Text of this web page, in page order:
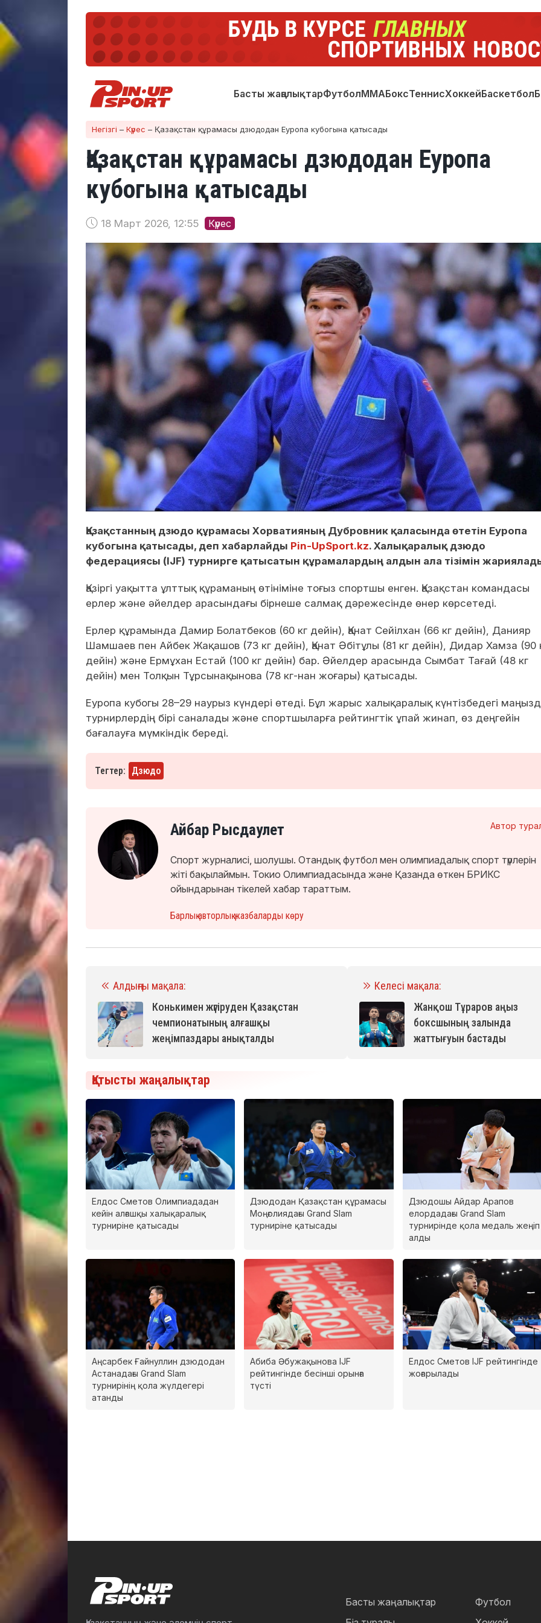
Басты жаңалықтарФутболММАБоксТеннисХоккейБаскетбол
Негізгі – Күрес – Қазақстан құрамасы дзюдодан Еуропа кубогына қатысады
Қазақстан құрамасы дзюдодан Еуропа
кубогына қатысады
18 Март 2026, 12:55 Күрес
Қазақстанның дзюдо құрамасы Хорватияның Дубровник қаласында өтетін Еуропа
кубогына қатысады, деп хабарлайды Pin-UpSport.kz. Халықаралық дзюдо
федерациясы (IJF) турнирге қатысатын құрамалардың алдын ала тізімін
Қазіргі уақытта ұлттық құраманың өтініміне тоғыз спортшы енген. Қазақстан командасы
ерлер және әйелдер арасындағы бірнеше салмақ дәрежесінде өнер көрсетеді.
Ерлер құрамында Дамир Болатбеков (60 кг дейін), Қанат Сейілхан (66 кг дейін), Данияр
Шамшаев пен Айбек Жақашов (73 кг дейін), Қанат Әбітұлы (81 кг дейін), Дидар Хамза (90
дейін) және Ермұхан Естай (100 кг дейін) бар. Әйелдер арасында Сымбат Тағай (48 кг
дейін) мен Толқын Тұрсынақынова (78 кг-нан жоғары) қатысады.
Еуропа кубогы 28–29 наурыз күндері өтеді. Бұл жарыс халықаралық күнтізбедегі
турнирлердің бірі саналады және спортшыларға рейтингтік ұпай жинап, өз деңгейін
бағалауға мүмкіндік береді.
Тегтер: Дзюдо
Автор
Айбар Рысдаулет
Спорт журналисі, шолушы. Отандық футбол мен олимпиадалық спорт түрлерін
жіті бақылаймын. Токио Олимпиадасында және Қазанда өткен БРИКС
ойындарынан тікелей хабар тараттым.
Барлық авторлық жазбаларды көру
Алдыңғы мақала:
Конькимен жүгіруден Қазақстан
чемпионатының алғашқы
жеңімпаздары анықталды
Келесі мақала:
Жанқош Тұраров аңыз
боксшының залында
жаттығуын бастады
Қатысты жаңалықтар
Елдос Сметов Олимпиададан
кейін алғашқы халықаралық
турниріне қатысады
Дзюдодан Қазақстан құрамасы
Моңғолиядағы Grand Slam
турниріне қатысады
Дзюдошы Айдар Арапов
елордадағы Grand Slam
турнирінде қола медаль жеңіп
алды
Аңсарбек Ғайнуллин дзюдодан
Астанадағы Grand Slam
турнирінің қола жүлдегері
атанды
Абиба Әбужақынова IJF
рейтингінде бесінші орынға
түсті
Елдос Сметов IJF рейтингінде
жоғарылады
Басты жаңалықтар
Футбол